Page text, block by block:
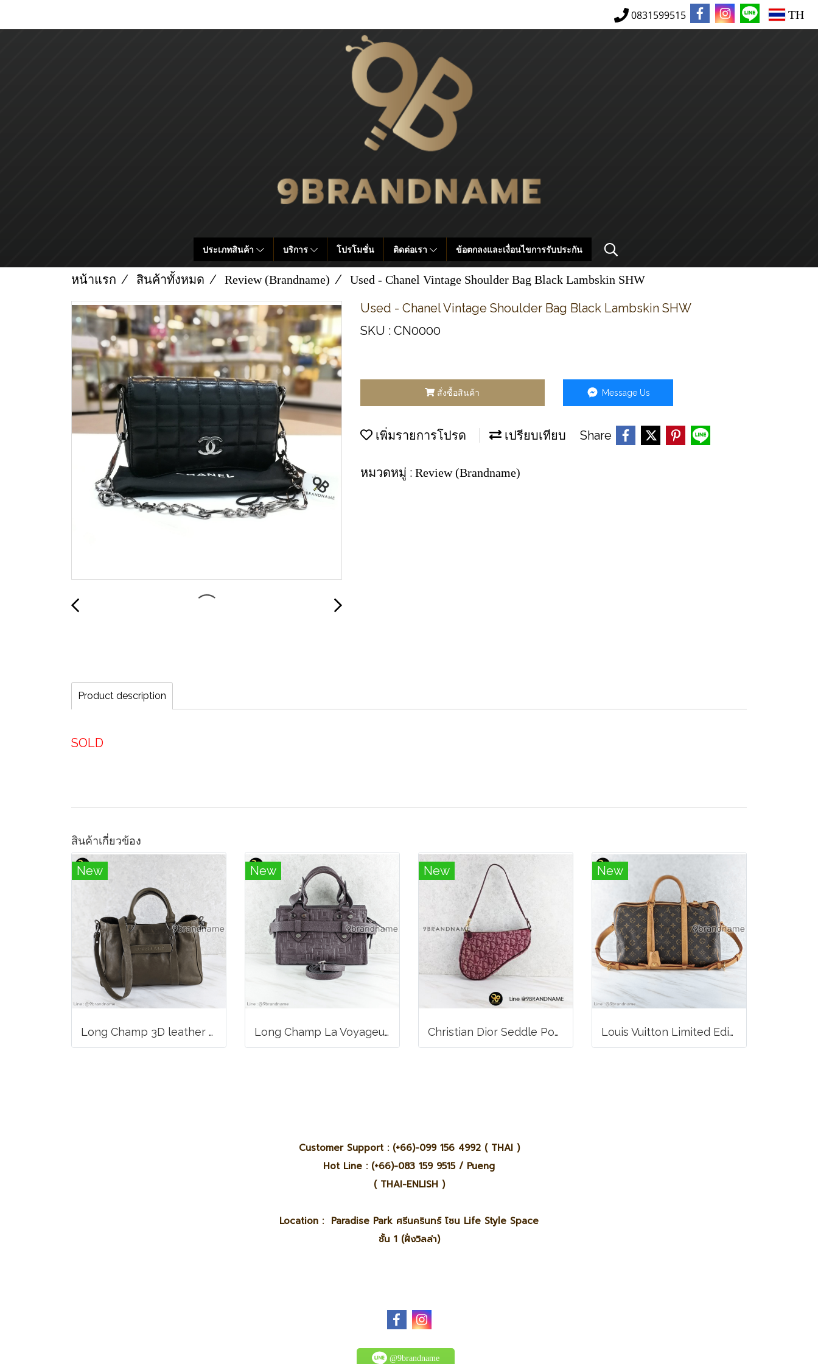
0831599515 TH
ประเภทสินค้า บริการ โปรโมชั่น ติดต่อเรา ข้อตกลงและเงื่อนไขการรับประกัน
หน้าแรก สินค้าทั้งหมด Review (Brandname) Used -​ Chanel Vintage Shoulder Bag Black Lambskin SHW
Used -​ Chanel Vintage Shoulder Bag Black Lambskin SHW
SKU : CN0000
สั่งซื้อสินค้า Message Us
เพิ่มรายการโปรด เปรียบเทียบ Share
หมวดหมู่ : Review (Brandname)
Product description
SOLD
สินค้าเกี่ยวข้อง
New
Long Champ 3D leather handbag
New
Long Champ La Voyageuse Bag Leather
New
Christian Dior Seddle Pouch Accessory Hand Bag
New
Louis Vuitton Limited Edition Monogram Canvas Sofia Coppola SC Bag
Customer Support : (+66)-099 156 4992 ( THAI )
Hot Line : (+66)-083 159 9515 / Pueng
( THAI-ENLISH )
Location : Paradise Park ศรีนครินทร์ โซน Life Style Space
ชั้น 1 (ฝั่งวิลล่า)
@9brandname